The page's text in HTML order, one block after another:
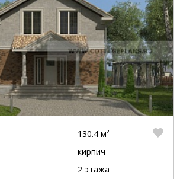
130.4 м²
кирпич
2 этажа